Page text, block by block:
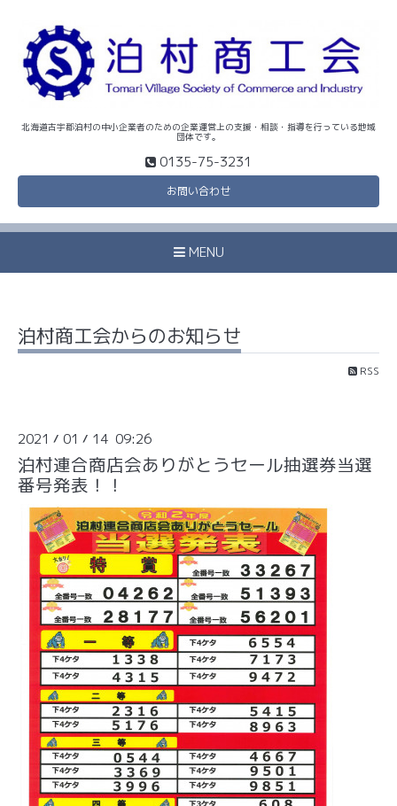
北海道古宇郡泊村の中小企業者のための企業運営上の支援・相談・指導を行っている地域
団体です。
0135-75-3231
お問い合わせ
MENU
泊村商工会からのお知らせ
RSS
2021 / 01 / 14 09:26
泊村連合商店会ありがとうセール抽選券当選
番号発表！！